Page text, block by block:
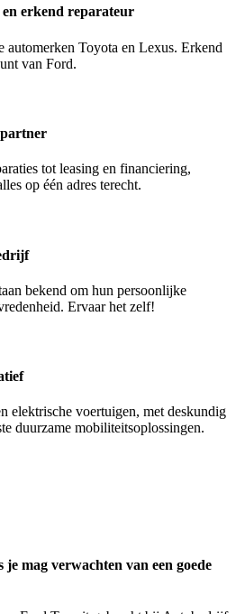
erkend reparateur
automerken Toyota en Lexus. Erkend
van Ford.
tot leasing en financiering,
op één adres terecht.
bekend om hun persoonlijke
Ervaar het zelf!
elektrische voertuigen, met deskundig
duurzame mobiliteitsoplossingen.
mag verwachten van een goede